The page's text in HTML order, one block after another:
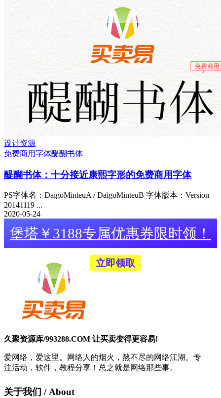
设计资源
免费商用字体醍醐书体
醍醐书体：十分接近康熙字形的免费商用字体
PS字体名：DaigoMinteuA / DaigoMinteuB 字体版本：Version
20141119 ...
2020-05-24
堡塔￥3188专属优惠券限时领！
立即领取
久聚资源库/993288.COM 让买卖变得更容易!
爱网络，爱这里。网络人的烟火，熬不尽的网络江湖。专
注活动，软件，教程分享！总之就是网络那些事。
关于我们 / About